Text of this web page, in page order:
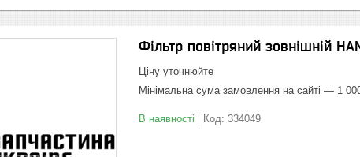
Фільтр повітряний зовнішній
Ціну уточнюйте
Мінімальна сума замовлення на сайті — 1
В наявності Код: 334049